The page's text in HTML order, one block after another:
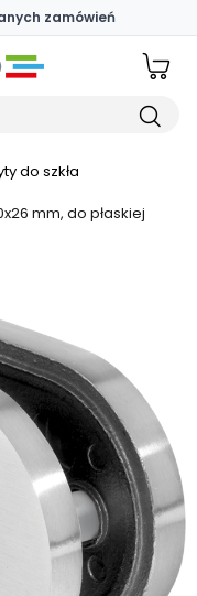
zamówień
do szkła
mm, do płaskiej